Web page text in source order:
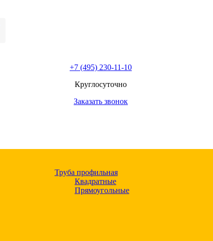
+7 (495) 230-11-10
Круглосуточно
Заказать звонок
Труба профильная
Квадратные
Прямоугольные